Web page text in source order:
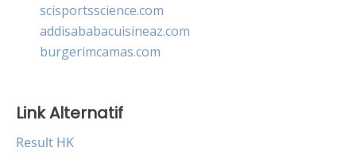
scisportsscience.com
addisababacuisineaz.com
burgerimcamas.com
Link Alternatif
Result HK